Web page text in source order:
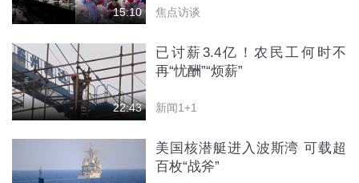
15:10 焦点访谈
22:43
已讨薪3.4亿！农民工何时不
再“忧酬”“烦薪”
新闻1+1
美国核潜艇进入波斯湾 可载超
百枚“战斧”